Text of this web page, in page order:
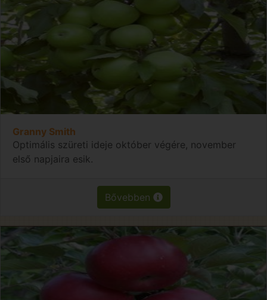
Granny Smith
Optimális szüreti ideje október végére, november
első napjaira esik.
Bővebben